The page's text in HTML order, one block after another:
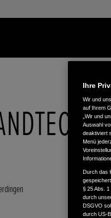
Ihre
Wir und
auf Ihrem
„Wir und
Auswahl
deaktiviert
Menü
Durch das
§ 25 Abs.
durch
DSGVO
durch US-